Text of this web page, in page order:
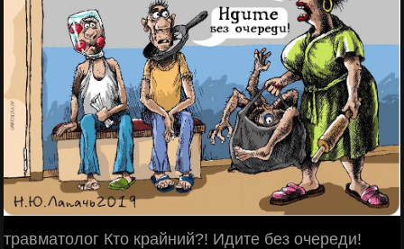
травматолог Кто крайний?! Идите без очереди!